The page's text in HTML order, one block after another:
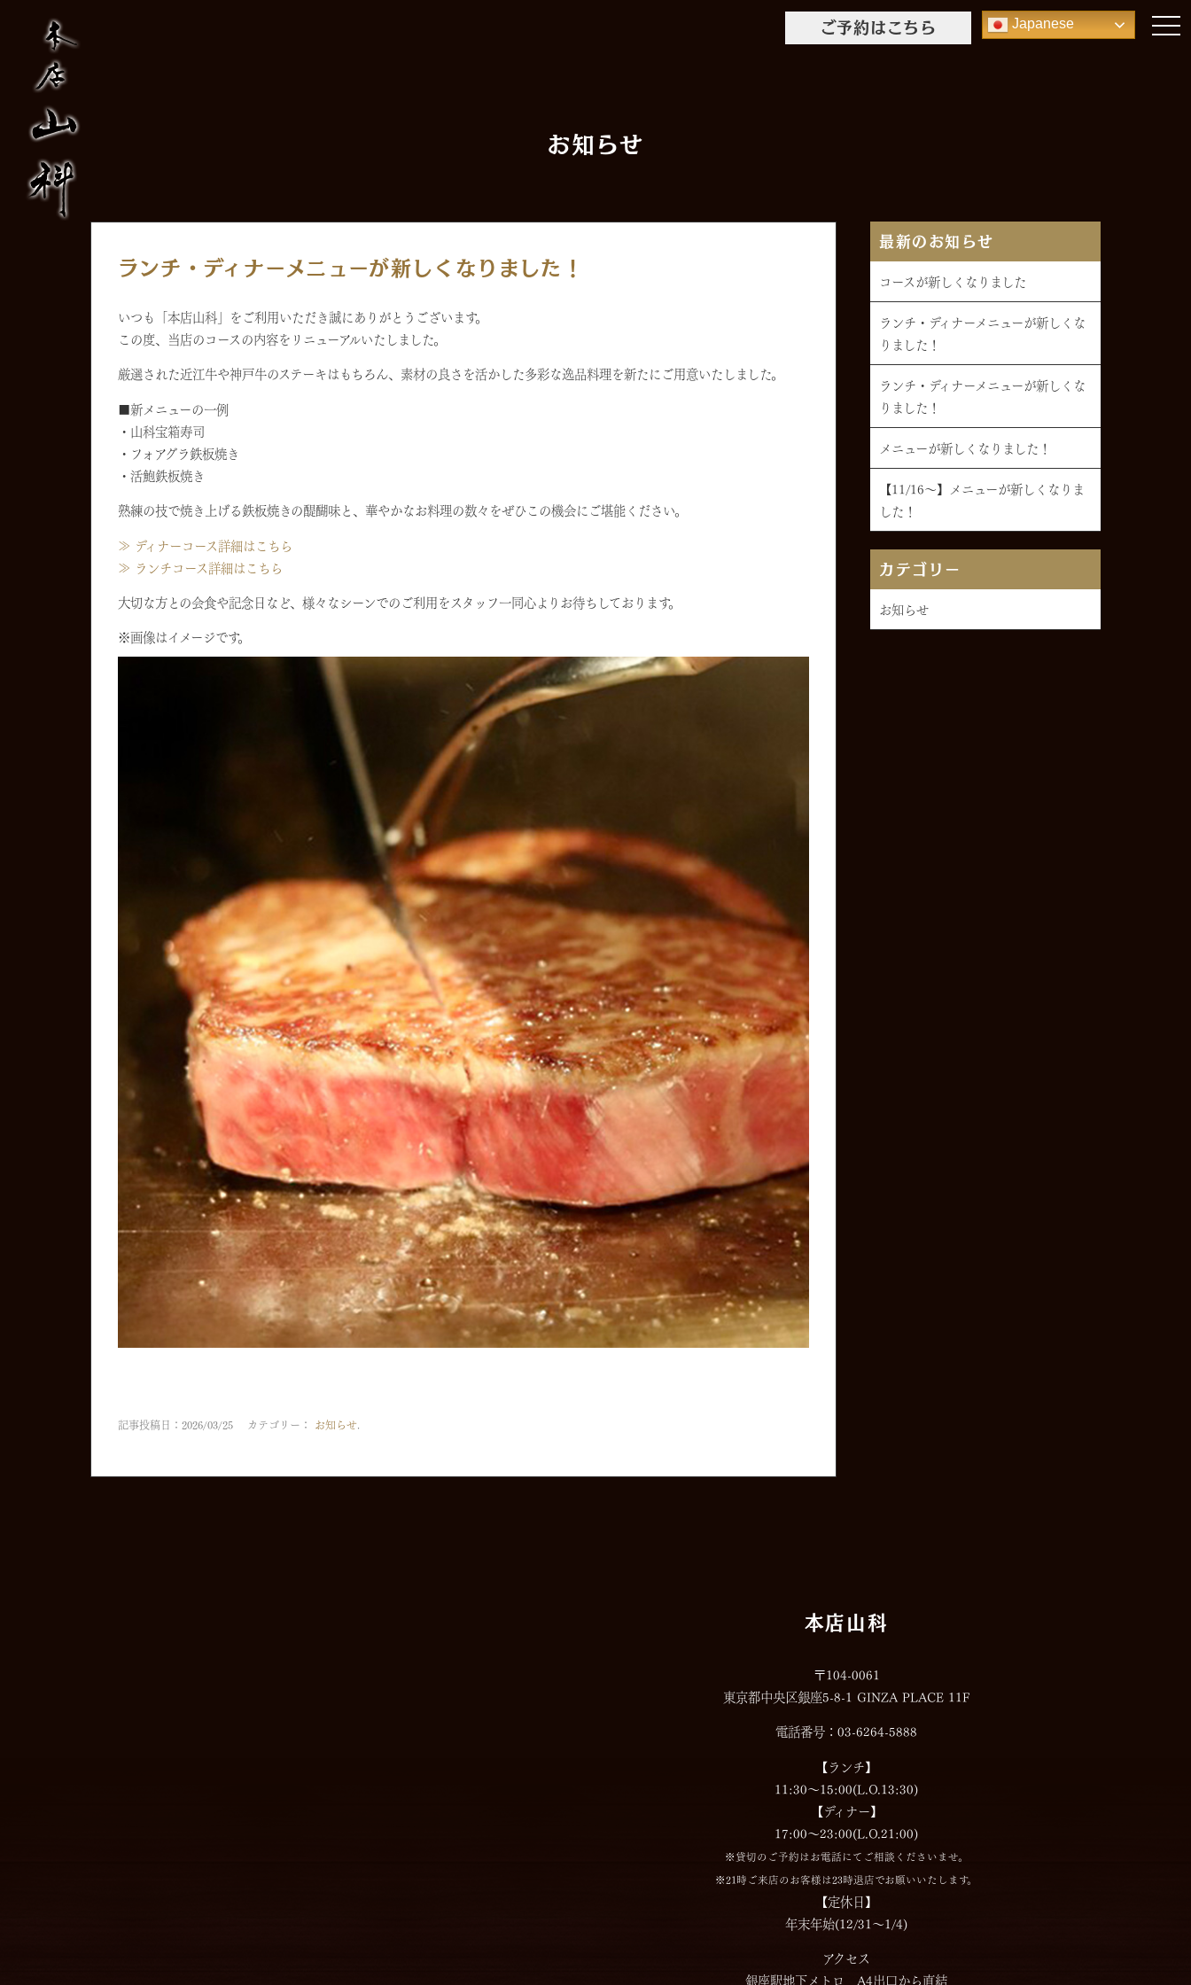
Japanese
お知らせ
ランチ・ディナーメニューが新しくなりました！
いつも「本店山科」をご利用いただき誠にありがとうございます。
この度、当店のコースの内容をリニューアルいたしました。
厳選された近江牛や神戸牛のステーキはもちろん、素材の良さを活かした多彩な逸品料理を新たにご用意いたしました。
■新メニューの一例
・山科宝箱寿司
・フォアグラ鉄板焼き
・活鮑鉄板焼き
熟練の技で焼き上げる鉄板焼きの醍醐味と、華やかなお料理の数々をぜひこの機会にご堪能ください。
≫ ディナーコース詳細はこちら
≫ ランチコース詳細はこちら
大切な方との会食や記念日など、様々なシーンでのご利用をスタッフ一同心よりお待ちしております。
※画像はイメージです。
記事投稿日：2026/03/25 カテゴリー： お知らせ.
最新のお知らせ
コースが新しくなりました
ランチ・ディナーメニューが新しくな
りました！
ランチ・ディナーメニューが新しくな
りました！
メニューが新しくなりました！
【11/16～】メニューが新しくなりま
した！
カテゴリー
お知らせ
本店山科
〒104-0061
東京都中央区銀座5-8-1 GINZA PLACE 11F
電話番号：03-6264-5888
【ランチ】
11:30～15:00(L.O.13:30)
【ディナー】
17:00～23:00(L.O.21:00)
※貸切のご予約はお電話にてご相談くださいませ。
※21時ご来店のお客様は23時退店でお願いいたします。
【定休日】
年末年始(12/31～1/4)
アクセス
銀座駅地下メトロ A4出口から直結
ご予約はこちら